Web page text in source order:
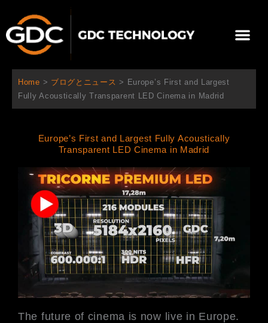
を
メ
ニ
ー
Home > ブログとニュース > Europe’s First and Largest
Fully Acoustically Transparent LED Cinema in Madrid
Europe’s First and Largest Fully Acoustically
Transparent LED Cinema in Madrid
The future of cinema is now live in Europe.